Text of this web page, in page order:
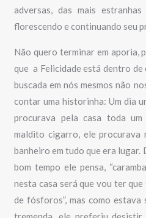
adversas, das mais
florescendo e continuando seu
Não quero terminar em aporia,
que a Felicidade está dentro de
buscada em nós mesmos não
contar uma historinha: Um dia
procurava pela casa toda
maldito cigarro, ele procurava
banheiro em tudo que era lugar.
bom tempo ele pensa,
nesta casa será que vou ter
de fósforos”, mas como estava